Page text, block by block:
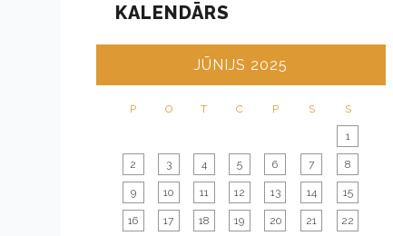
KALENDĀRS
JŪNIJS 2025
P O T C P S S
1
2 3 4 5 6 7 8
9 10 11 12 13 14 15
16 17 18 19 20 21 22